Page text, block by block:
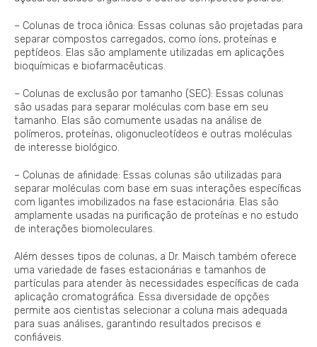
– Colunas de troca iônica: Essas colunas são projetadas para
separar compostos carregados, como íons, proteínas e
peptídeos. Elas são amplamente utilizadas em aplicações
bioquímicas e biofarmacêuticas.
– Colunas de exclusão por tamanho (SEC): Essas colunas
são usadas para separar moléculas com base em seu
tamanho. Elas são comumente usadas na análise de
polímeros, proteínas, oligonucleotídeos e outras moléculas
de interesse biológico.
– Colunas de afinidade: Essas colunas são utilizadas para
separar moléculas com base em suas interações específicas
com ligantes imobilizados na fase estacionária. Elas são
amplamente usadas na purificação de proteínas e no estudo
de interações biomoleculares.
Além desses tipos de colunas, a Dr. Maisch também oferece
uma variedade de fases estacionárias e tamanhos de
partículas para atender às necessidades específicas de cada
aplicação cromatográfica. Essa diversidade de opções
permite aos cientistas selecionar a coluna mais adequada
para suas análises, garantindo resultados precisos e
confiáveis.